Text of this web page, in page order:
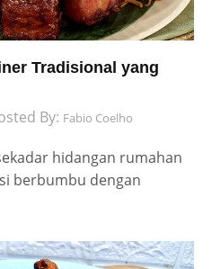
Tradisional yang
By: Fabio Coelho
hidangan rumahan
berbumbu dengan